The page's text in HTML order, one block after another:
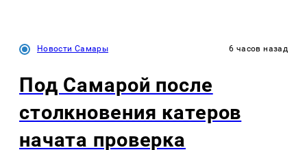
Новости Самары 6 часов назад
Под Самарой после
столкновения катеров
начата проверка